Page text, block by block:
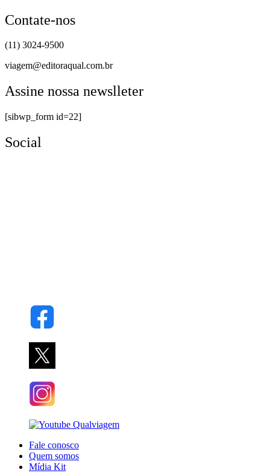
Contate-nos
(11) 3024-9500
viagem@editoraqual.com.br
Assine nossa newslleter
[sibwp_form id=22]
Social
Fale conosco
Quem somos
Mídia Kit